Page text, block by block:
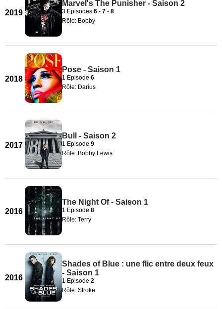
2019
Marvel's The Punisher - Saison 2
3 Episodes 6 - 7 - 8
Rôle: Bobby
2018
Pose - Saison 1
1 Episode 6
Rôle: Darius
2017
Bull - Saison 2
1 Episode 9
Rôle: Bobby Lewis
2016
The Night Of - Saison 1
1 Episode 8
Rôle: Terry
2016
Shades of Blue : une flic entre deux feux
- Saison 1
1 Episode 2
Rôle: Stroke